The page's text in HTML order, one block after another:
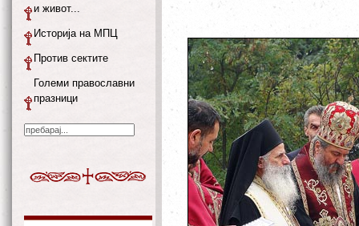
и живот...
Историја на МПЦ
Против сектите
Големи православни
празници